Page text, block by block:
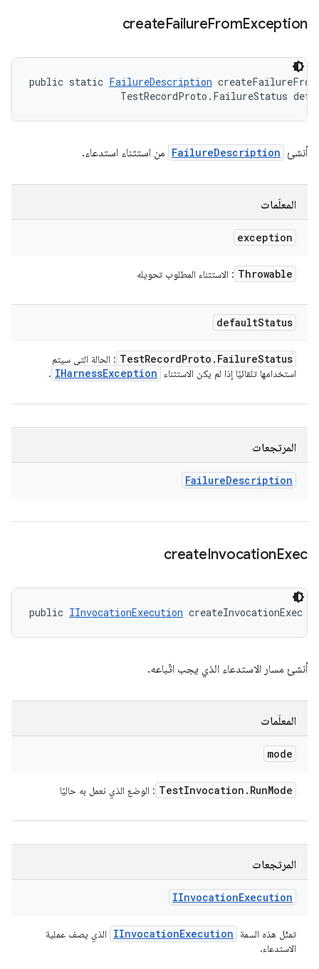
createFailureFromException
public static FailureDescription
TestRecordProto.FailureStatus
أنشئ FailureDescription من استثناء استدعاء.
المعلَمات
exception
Throwable : الاستثناء المطلوب تحويله
defaultStatus
TestRecordProto . FailureStatus
: الحالة التي سيتم
استخدامها تلقائيًا إذا لم يكن الاستثناء
IHarnessException
.
المرتجعات
FailureDescription
createInvocationExec
public IInvocationExecution createInvocationExec (
أنشئ مسار الاستدعاء الذي يجب اتّباعه.
المعلَمات
mode
TestInvocation . RunMode : الوضع الذي نعمل به حاليًا
المرتجعات
IInvocationExecution
تمثّل هذه السمة IInvocationExecution
الذي يصف عملية
الاستدعاء.